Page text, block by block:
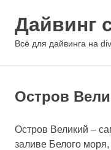
содержимому
Дайвинг
Всё для дайвинга на
Остров
Остров Великий –
заливе Белого